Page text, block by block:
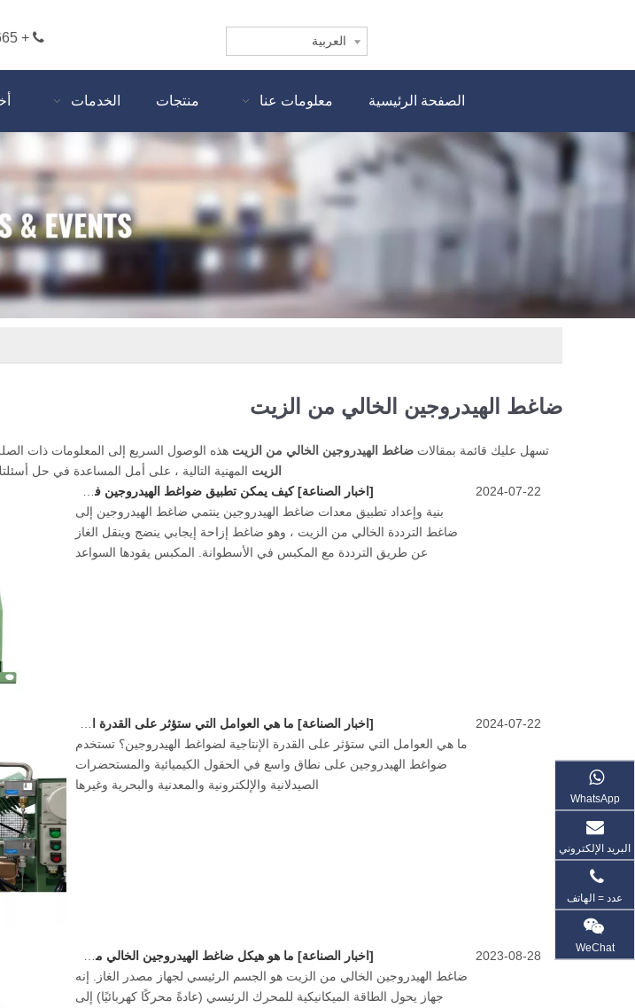
+ 86-556-5345665 العربية
الصفحة الرئيسية معلومات عنا منتجات الخدمات
ضاغط الهيدروجين الخالي من الزيت
تسهل عليك قائمة بمقالات ضاغط الهيدروجين الخالي من الزيت هذه الوصول السريع إلى المعلومات ذات
الزيت المهنية التالية ، على أمل المساعدة في حل
[اخبار الصناعة] كيف يمكن تطبيق ضواغط الهيدروجين في مجال طاقة الهيدروجين لتحقيق حياد الكربون؟
بنية وإعداد تطبيق معدات ضاغط الهيدروجين ينتمي ضاغط الهيدروجين إلى
ضاغط الترددة الخالي من الزيت ، وهو ضاغط إزاحة إيجابي ينضج وينقل الغاز
عن طريق الترددة مع المكبس في الأسطوانة. المكبس يقودها السواعد
2024-07-22
[اخبار الصناعة] ما هي العوامل التي ستؤثر على القدرة الإنتاجية لضواغط الهيدروجين؟
ما هي العوامل التي ستؤثر على القدرة الإنتاجية لضواغط الهيدروجين؟ تستخدم
ضواغط الهيدروجين على نطاق واسع في الحقول الكيميائية والمستحضرات
الصيدلانية والإلكترونية والمعدنية والبحرية وغيرها
2024-07-22
[اخبار الصناعة] ما هو هيكل ضاغط الهيدروجين الخالي من الزيت؟
ضاغط الهيدروجين الخالي من الزيت هو الجسم الرئيسي لجهاز مصدر الغاز. إنه
جهاز يحول الطاقة الميكانيكية للمحرك الرئيسي (عادةً محركًا كهربائيًا) إلى
2023-08-28
WhatsApp
البريد الإلكتروني
عدد = الهاتف
WeChat